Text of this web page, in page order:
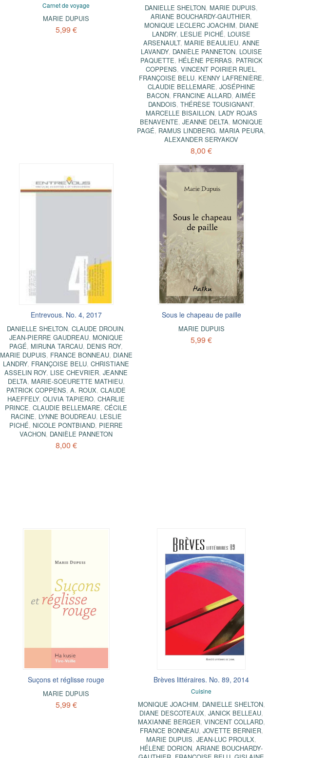
Carnet de voyage
MARIE DUPUIS
5,99 €
DANIELLE SHELTON, MARIE DUPUIS,
ARIANE BOUCHARDY-GAUTHIER,
MONIQUE LECLERC JOACHIM, DIANE
LANDRY, LESLIE PICHÉ, LOUISE
ARSENAULT, MARIE BEAULIEU, ANNE
LAVANDY, DANIÈLE PANNETON, LOUISE
PAQUETTE, HÉLÈNE PERRAS, PATRICK
COPPENS, VINCENT POIRIER RUEL ,
FRANÇOISE BELU, KENNY LAFRENIÈRE,
CLAUDIE BELLEMARE, JOSÉPHINE
BACON, FRANCINE ALLARD,AIMÉE
DANDOIS, THÉRÈSE TOUSIGNANT,
MARCELLE BISAILLON, LADY ROJAS
BENAVENTE,JEANNE DELTA, MONIQUE
PAGÉ, RAMUS LINDBERG, MARIA PEURA,
ALEXANDER SERYAKOV
8,00 €
Entrevous. No. 4, 2017
DANIELLE SHELTON,CLAUDE DROUIN,
JEAN-PIERRE GAUDREAU, MONIQUE
PAGÉ, MIRUNA TARCAU, DENIS ROY,
MARIE DUPUIS, FRANCE BONNEAU, DIANE
LANDRY, FRANÇOISE BELU,CHRISTIANE
ASSELIN ROY, LISE CHEVRIER,JEANNE
DELTA, MARIE-SOEURETTE MATHIEU,
PATRICK COPPENS,A. ROUX,CLAUDE
HAEFFELY,OLIVIA TAPIERO,CHARLIE
PRINCE,CLAUDIE BELLEMARE,CÉCILE
RACINE, LYNNE BOUDREAU, LESLIE
PICHÉ, NICOLE PONTBIAND, PIERRE
VACHON, DANIÈLE PANNETON
8,00 €
Sous le chapeau de paille
MARIE DUPUIS
5,99 €
Suçons et réglisse rouge
MARIE DUPUIS
5,99 €
Brèves littéraires. No. 89, 2014
Cuisine
MONIQUE JOACHIM, DANIELLE SHELTON,
DIANE DESCOTEAUX,JANICK BELLEAU,
MAXIANNE BERGER, VINCENT COLLARD,
FRANCE BONNEAU, JOVETTE BERNIER,
MARIE DUPUIS,JEAN-LUC PROULX,
HÉLÈNE DORION,ARIANE BOUCHARDY-